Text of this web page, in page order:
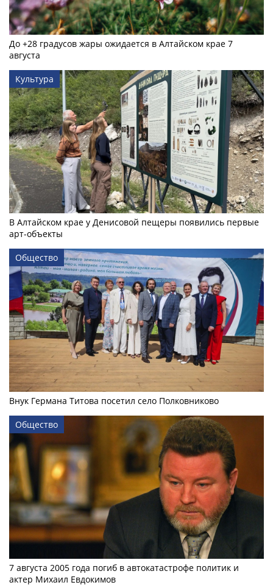
До +28 градусов жары ожидается в Алтайском крае 7
августа
Культура
В Алтайском крае у Денисовой пещеры появились первые
арт-объекты
Общество
Внук Германа Титова посетил село Полковниково
Общество
7 августа 2005 года погиб в автокатастрофе политик и
актер Михаил Евдокимов